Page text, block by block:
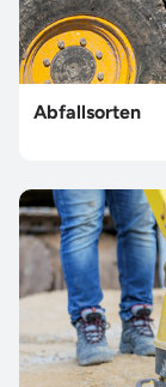
Abfallsorten